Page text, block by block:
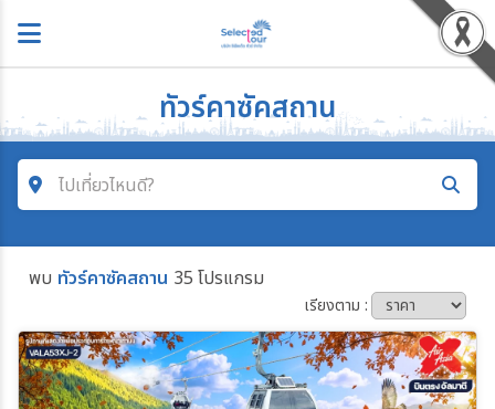
ทัวร์คาซัคสถาน
ไปเที่ยวไหนดี?
ค้นหาโปรแกรมทัวร์
โซน
พบ ทัวร์คาซัคสถาน 35 โปรแกรม
เรียงตาม :